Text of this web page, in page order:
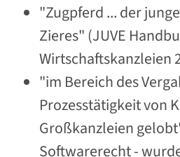
"Zugpferd ... der
Zieres" (JUVE
Wirtschaftskanzleien
"im Bereich des
Prozesstätigkeit von
Großkanzleien
Softwarerecht -